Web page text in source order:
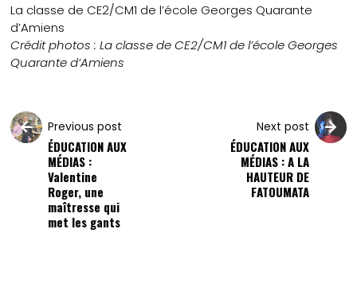
La classe de CE2/CM1 de l’école Georges Quarante
d’Amiens
Crédit photos : La classe de CE2/CM1 de l’école Georges
Quarante d’Amiens
Previous post
ÉDUCATION AUX
MÉDIAS :
Valentine
Roger, une
maîtresse qui
met les gants
Next post
ÉDUCATION AUX
MÉDIAS : A LA
HAUTEUR DE
FATOUMATA